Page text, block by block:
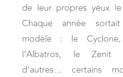
de leur propres yeux
Chaque année
modèle : le
l’Albatros, le Zenit
d’autres… certains